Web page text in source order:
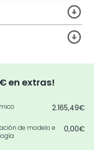
en extras!
2.165,49€
de modelo e
0,00€